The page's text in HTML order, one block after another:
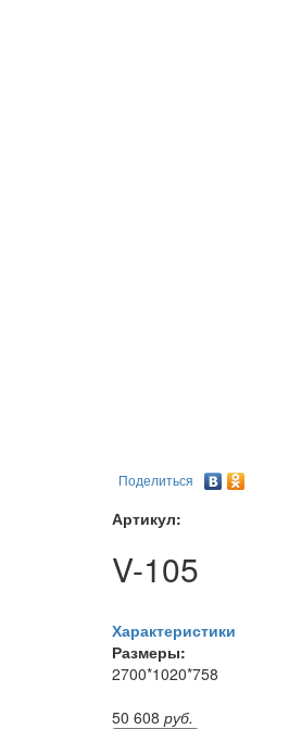
Поделиться
Артикул:
V-105
Характеристики
Размеры:
2700*1020*758
50 608 руб.